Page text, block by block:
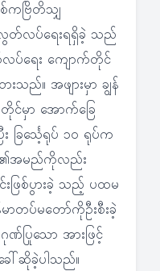
ကဗြိတိသျှ
တ်လပ်ရေးရရှိခဲ့ သည်
ပ်ရေး ကျောက်တိုင်
းသည်။ အဖျားမှာ ချွန်
င်မှာ အောက်ခြေ
ခြင်္သေ့ရုပ် ၁၀ ရုပ်က
ြံ၏အမည်ကိုလည်း
ဖြစ်ပွားခဲ့ သည့် ပထမ
ာတပ်မတော်ကိုဦးစီးခဲ့
ြုသော အားဖြင့်
ေါ်ဆိုခဲ့ပါသည်။